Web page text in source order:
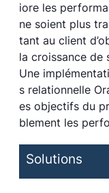
iore les
ne soient plus
tant au client
la croissance de
Une
s relationnelle
es objectifs du
blement les
Solutions